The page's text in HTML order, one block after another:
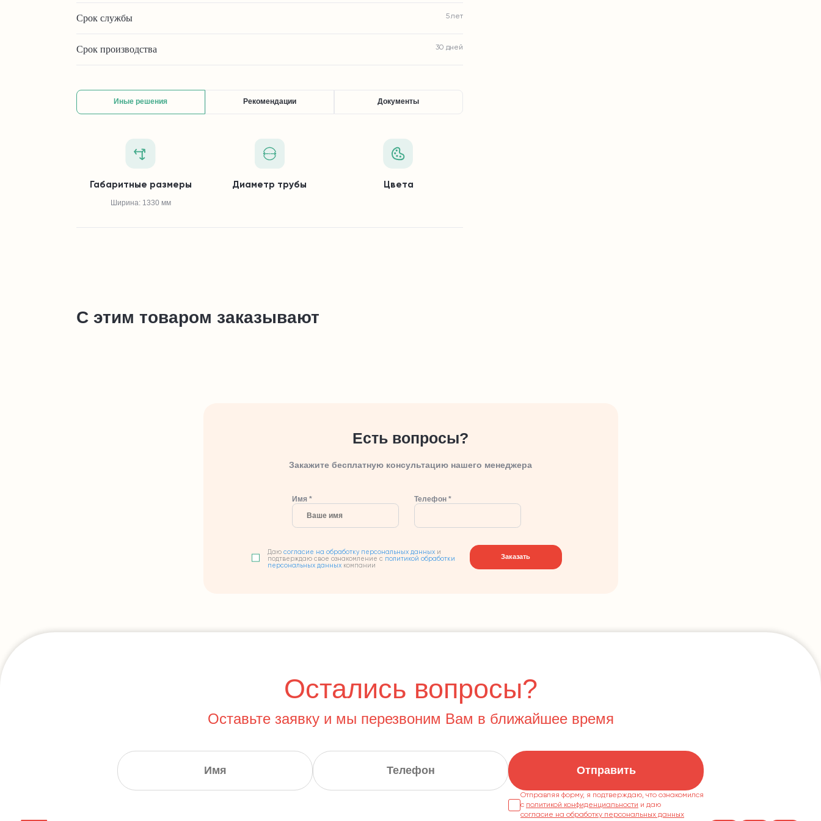
Срок службы 5 лет
Срок производства 30 дней
Иные решения Рекомендации Документы
Габаритные размеры
Ширина: 1330 мм
Диаметр трубы Цвета
С этим товаром заказывают
Есть вопросы?
Закажите бесплатную консультацию нашего менеджера
Имя * Телефон *
Даю согласие на обработку персональных данных и
подтверждаю свое ознакомление с политикой обработки
персональных данных компании
Заказать
Остались вопросы?
Оставьте заявку и мы перезвоним Вам в ближайшее время
Отправить
Отправляя форму, я подтверждаю, что ознакомился
с политикой конфиденциальности
согласие на обработку персональных данных